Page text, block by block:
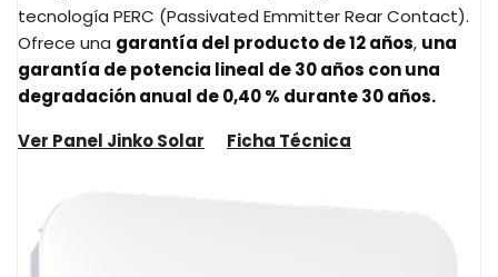
tecnología PERC (Passivated Emmitter Rear Contact).
Ofrece una garantía del producto de 12 años, una
garantía de potencia lineal de 30 años con una
degradación anual de 0,40 % durante 30 años.
Ver Panel Jinko Solar
Ficha Técnica